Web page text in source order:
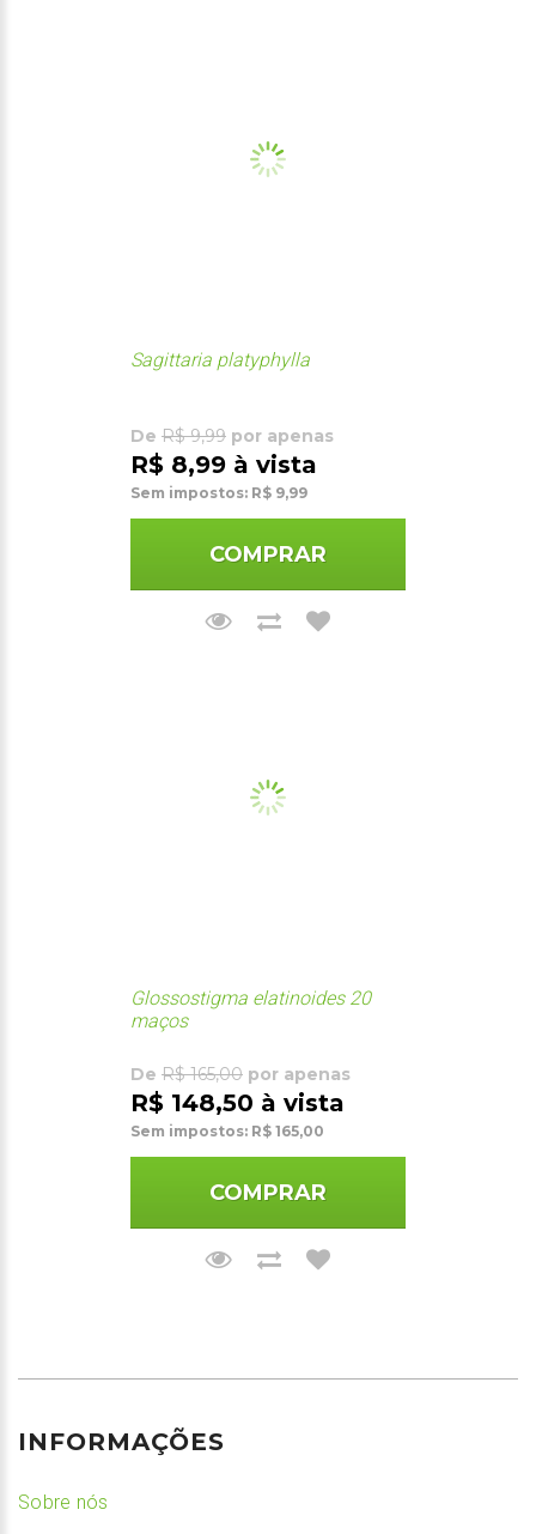
Sagittaria platyphylla
De R$ 9,99 por apenas
R$ 8,99 à vista
Sem impostos: R$ 9,99
COMPRAR
Glossostigma elatinoides 20
maços
De R$ 165,00 por apenas
R$ 148,50 à vista
Sem impostos: R$ 165,00
COMPRAR
INFORMAÇÕES
Sobre nós